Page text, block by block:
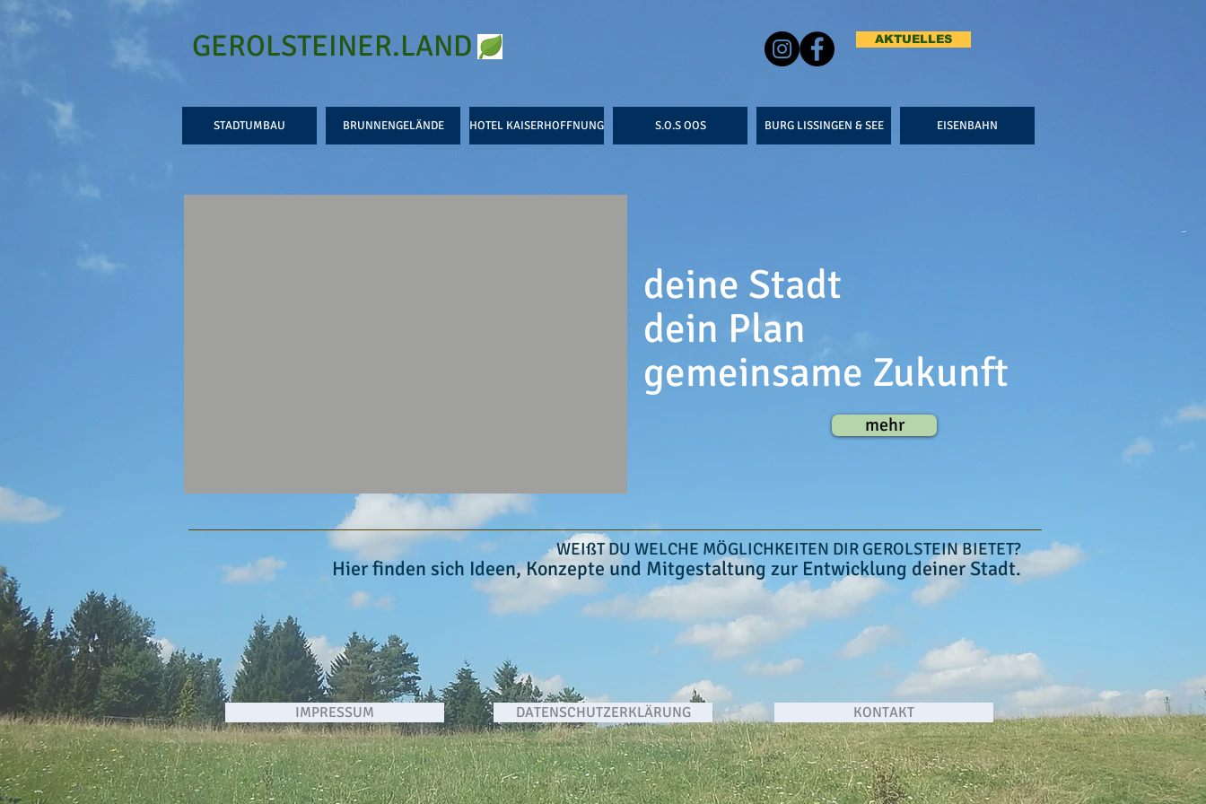
GEROLSTEINER.LAND AKTUELLES
STADTUMBAU BRUNNENGELÄNDE HOTEL KAISERHOFFNUNG S.O.S OOS BURG LISSINGEN & SEE EISENBAHN
deine Stadt
dein Plan
gemeinsame Zukunft
mehr
WEIẞT DU WELCHE MÖGLICHKEITEN DIR GEROLSTEIN BIETET?
Hier finden sich Ideen, Konzepte und Mitgestaltung zur Entwicklung deiner Stadt.
DATENSCHUTZERKLÄRUNG KONTAKT
IMPRESSUM